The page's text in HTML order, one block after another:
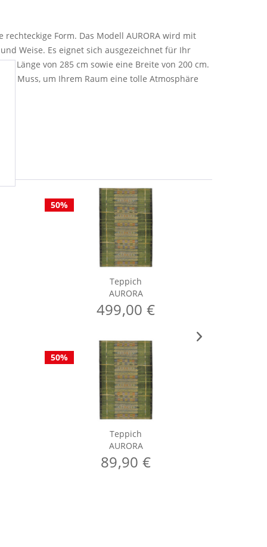
Form. Das Modell AURORA wird mit
Weise. Es eignet sich ausgezeichnet für Ihr
Länge von 285 cm sowie eine Breite von 200 cm.
Muss, um Ihrem Raum eine tolle Atmosphäre
50%
Teppich
AURORA
499,00 €
50%
Teppich
AURORA
89,90 €